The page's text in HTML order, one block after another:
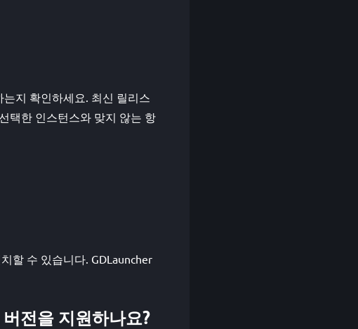
지 확인하세요. 최신 릴리스
택한 인스턴스와 맞지 않는 항
할 수 있습니다. GDLauncher
전을 지원하나요?